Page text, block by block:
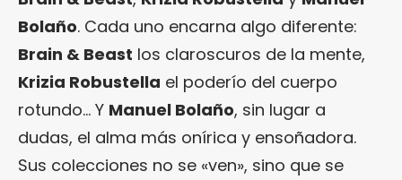
Bolaño. Cada uno encarna algo diferente:
Brain & Beast los claroscuros de la mente,
Krizia Robustella el poderío del cuerpo
rotundo… Y Manuel Bolaño, sin lugar a
dudas, el alma más onírica y ensoñadora.
Sus colecciones no se «ven», sino que se